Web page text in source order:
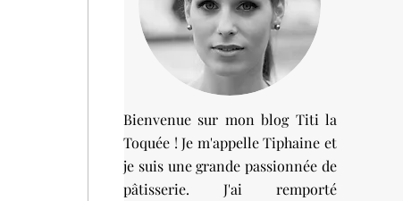
Bienvenue sur mon blog Titi la
Toquée ! Je m'appelle Tiphaine et
je suis une grande passionnée de
pâtisserie. J'ai remporté